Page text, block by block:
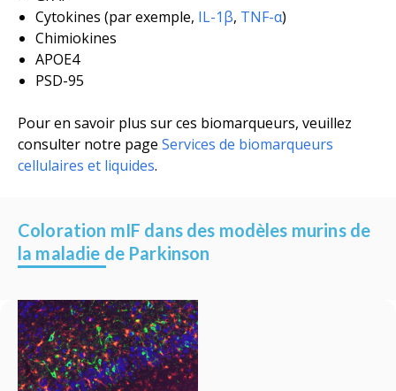
Cytokines (par exemple, IL-1β, TNF-α)
Chimiokines
APOE4
PSD-95
Pour en savoir plus sur ces biomarqueurs, veuillez
consulter notre page Services de biomarqueurs
cellulaires et liquides.
Coloration mIF dans des modèles murins de
la maladie de Parkinson